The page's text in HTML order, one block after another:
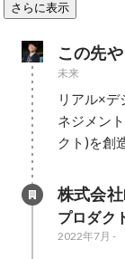
さらに表示
この先
未来
リアル×デ
ネジメン
クト)を創
株式会
プロダク
2022年7月 -